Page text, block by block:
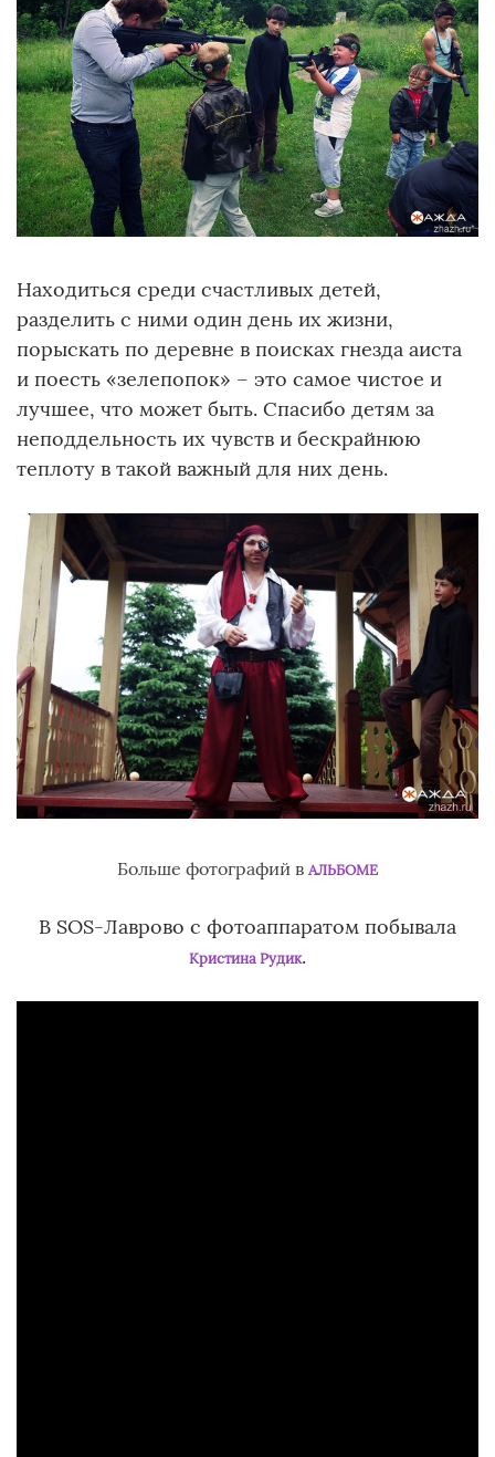
Находиться среди счастливых детей,
разделить с ними один день их жизни,
порыскать по деревне в поисках гнезда аиста
и поесть «зелепопок» – это самое чистое и
лучшее, что может быть. Спасибо детям за
неподдельность их чувств и бескрайнюю
теплоту в такой важный для них день.
Больше фотографий в АЛЬБОМЕ
В SOS-Лаврово с фотоаппаратом побывала
Кристина Рудик.